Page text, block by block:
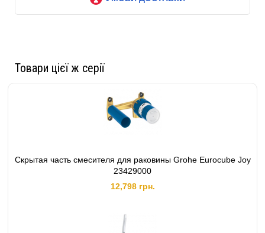
Товари цієї ж серії
Скрытая часть смесителя для раковины Grohe Eurocube Joy
23429000
12,798 грн.